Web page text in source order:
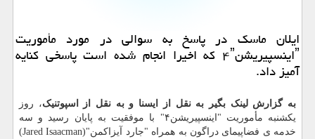
ایلان ماسک در پاسخ به سوالی در مورد مأموریت
ˮاینسپیریشن۴ˮ که اخیرا انجام شده است پاسخی کنایه
آمیز داد.
به گزارش لینک بگیر به نقل از ایسنا و به نقل از اسپوتنیک، روز
یکشنبه مأموریت "اینسپیریشن۴" با موفقیت به پایان رسید و سه
خدمه ی فضاپیمای دراگون به همراه "جارد آیزاکمن"(Jared Isaacman)